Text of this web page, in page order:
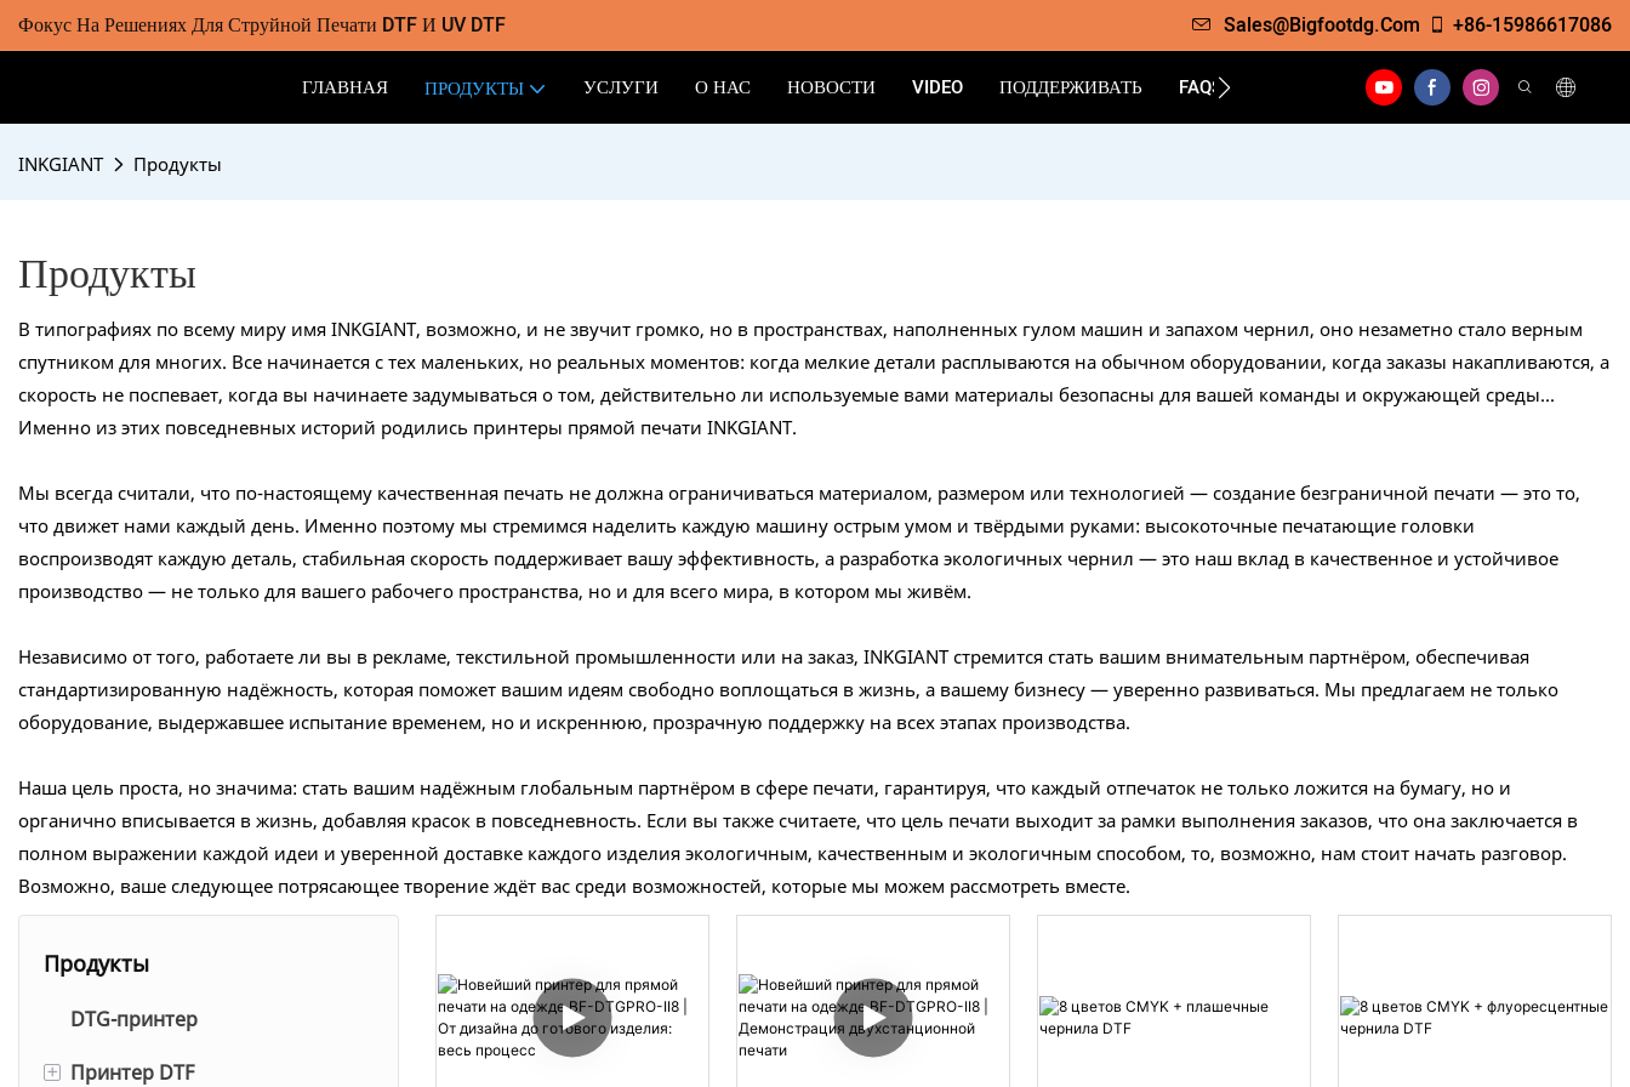
Фокус На Решениях Для Струйной Печати DTF И UV DTF Sales@bigfootdg.com +86-15986617086
ГЛАВНАЯ ПРОДУКТЫ УСЛУГИ О НАС НОВОСТИ VIDEO ПОДДЕРЖИВАТЬ FAQS
INKGIANT Продукты
Продукты
В типографиях по всему миру имя INKGIANT, возможно, и не звучит громко, но в пространствах, наполненных гулом машин и запахом чернил, оно незаметно стало верным
спутником для многих. Все начинается с тех маленьких, но реальных моментов: когда мелкие детали расплываются на обычном оборудовании, когда заказы накапливаются, а
скорость не поспевает, когда вы начинаете задумываться о том, действительно ли используемые вами материалы безопасны для вашей команды и окружающей среды...
Именно из этих повседневных историй родились принтеры прямой печати INKGIANT.
Мы всегда считали, что по-настоящему качественная печать не должна ограничиваться материалом, размером или технологией — создание безграничной печати — это то,
что движет нами каждый день. Именно поэтому мы стремимся наделить каждую машину острым умом и твёрдыми руками: высокоточные печатающие головки
воспроизводят каждую деталь, стабильная скорость поддерживает вашу эффективность, а разработка экологичных чернил — это наш вклад в качественное и устойчивое
производство — не только для вашего рабочего пространства, но и для всего мира, в котором мы живём.
Независимо от того, работаете ли вы в рекламе, текстильной промышленности или на заказ, INKGIANT стремится стать вашим внимательным партнёром, обеспечивая
стандартизированную надёжность, которая поможет вашим идеям свободно воплощаться в жизнь, а вашему бизнесу — уверенно развиваться. Мы предлагаем не только
оборудование, выдержавшее испытание временем, но и искреннюю, прозрачную поддержку на всех этапах производства.
Наша цель проста, но значима: стать вашим надёжным глобальным партнёром в сфере печати, гарантируя, что каждый отпечаток не только ложится на бумагу, но и
органично вписывается в жизнь, добавляя красок в повседневность. Если вы также считаете, что цель печати выходит за рамки выполнения заказов, что она заключается в
полном выражении каждой идеи и уверенной доставке каждого изделия экологичным, качественным и экологичным способом, то, возможно, нам стоит начать разговор.
Возможно, ваше следующее потрясающее творение ждёт вас среди возможностей, которые мы можем рассмотреть вместе.
Продукты
DTG-принтер
+ Принтер DTF